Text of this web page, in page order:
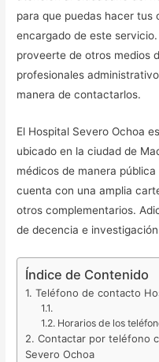
para que puedas hacer tus
encargado de este
proveerte de otros medios
profesionales
manera de contactarlos.
El Hospital Severo Ochoa
ubicado en la ciudad de
médicos de manera
cuenta con una amplia
otros complementarios.
de decencia e
Índice de Contenido
Teléfono de contacto
Horarios de los
Contactar por teléfono
Severo Ochoa